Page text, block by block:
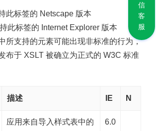
此标签的 Netscape 版本
此标签的 Internet Explorer 版本
所支持的元素可能出现非标准的行为，
布于 XSLT 被确立为正式的 W3C 标准
描述 IE N
应用来自导入样式表中的
6.0
信
客
服